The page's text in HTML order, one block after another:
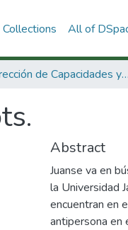
All of
Dirección de Capacidades y Divulgación de la CTeI
Abstract
Juanse va en
la Universidad
encuentran en
antipersona en